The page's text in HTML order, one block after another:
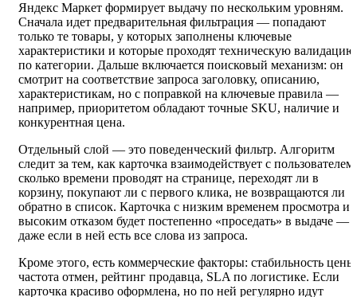
Яндекс Маркет формирует выдачу по нескольким уровням.
Сначала идет предварительная фильтрация — попадают
только те товары, у которых заполнены ключевые
характеристики и которые проходят техническую валидацию
по категории. Дальше включается поисковый механизм: он
смотрит на соответствие запроса заголовку, описанию,
характеристикам, но с поправкой на ключевые правила —
например, приоритетом обладают точные SKU, наличие и
конкурентная цена.
Отдельный слой — это поведенческий фильтр. Алгоритм
следит за тем, как карточка взаимодействует с пользователем:
сколько времени проводят на странице, переходят ли в
корзину, покупают ли с первого клика, не возвращаются ли
обратно в список. Карточка с низким временем просмотра и
высоким отказом будет постепенно «проседать» в выдаче —
даже если в ней есть все слова из запроса.
Кроме этого, есть коммерческие факторы: стабильность
частота отмен, рейтинг продавца, SLA по логистике. Если
карточка красиво оформлена, но по ней регулярно идут